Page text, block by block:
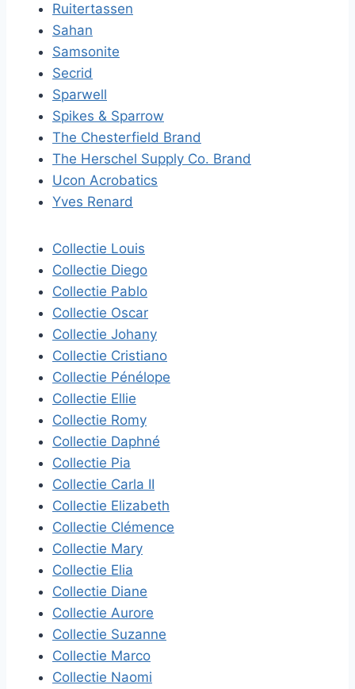
Ruitertassen
Sahan
Samsonite
Secrid
Sparwell
Spikes & Sparrow
The Chesterfield Brand
The Herschel Supply Co. Brand
Ucon Acrobatics
Yves Renard
Collectie Louis
Collectie Diego
Collectie Pablo
Collectie Oscar
Collectie Johany
Collectie Cristiano
Collectie Pénélope
Collectie Ellie
Collectie Romy
Collectie Daphné
Collectie Pia
Collectie Carla II
Collectie Elizabeth
Collectie Clémence
Collectie Mary
Collectie Elia
Collectie Diane
Collectie Aurore
Collectie Suzanne
Collectie Marco
Collectie Naomi